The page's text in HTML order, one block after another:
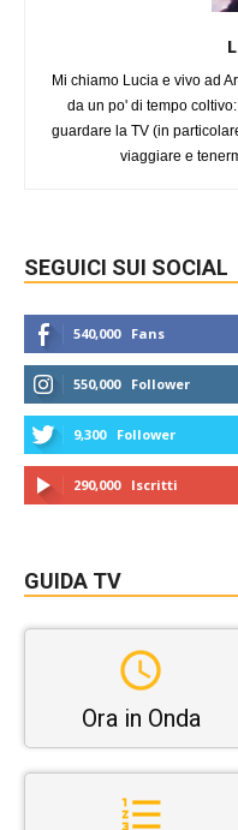
Mi chiamo Lucia e vivo ad
da un po' di tempo
guardare la TV (in
viaggiare e
SEGUICI SUI SOCIAL
540,000 Fans
550,000 Follower
9,300 Follower
290,000 Iscritti
GUIDA TV
Ora in Onda